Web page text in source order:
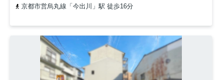
京都市営烏丸線「今出川」駅 徒歩16分